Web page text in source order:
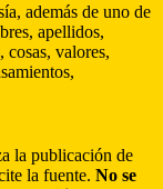
además de uno de
apellidos,
cosas, valores,
la publicación de
la fuente. No se